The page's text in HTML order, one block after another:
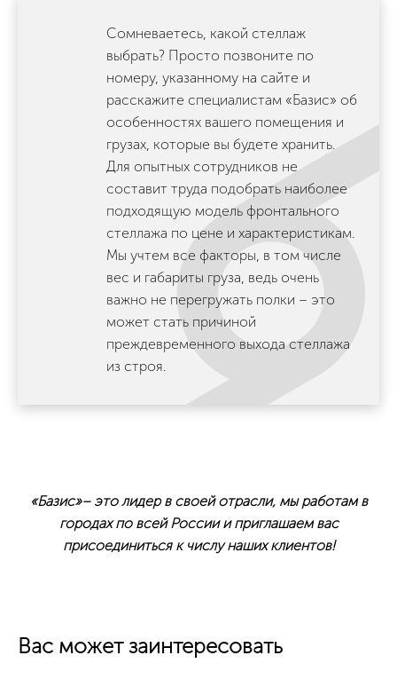
Сомневаетесь, какой стеллаж
выбрать? Просто позвоните по
номеру, указанному на сайте и
расскажите специалистам «Базис» об
особенностях вашего помещения и
грузах, которые вы будете хранить.
Для опытных сотрудников не
составит труда подобрать наиболее
подходящую модель фронтального
стеллажа по цене и характеристикам.
Мы учтем все факторы, в том числе
вес и габариты груза, ведь очень
важно не перегружать полки – это
может стать причиной
преждевременного выхода стеллажа
из строя.
«Базис»– это лидер в своей отрасли, мы работам в
городах по всей России и приглашаем вас
присоединиться к числу наших клиентов!
Вас может заинтересовать